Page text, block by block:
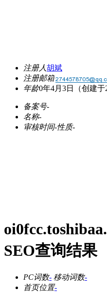
注册人胡斌
注册邮箱
年龄0年4月3日 （创建于
备案号-
名称-
审核时间-性质-
SEO查询结果
PC词数- 移动词数-
首页位置-